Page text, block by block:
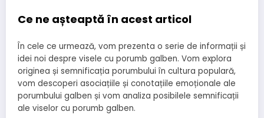
Ce ne așteaptă în acest articol
În cele ce urmează, vom prezenta o serie de informații și
idei noi despre visele cu porumb galben. Vom explora
originea și semnificația porumbului în cultura populară,
vom descoperi asociațiile și conotațiile emoționale ale
porumbului galben și vom analiza posibilele semnificații
ale viselor cu porumb galben.